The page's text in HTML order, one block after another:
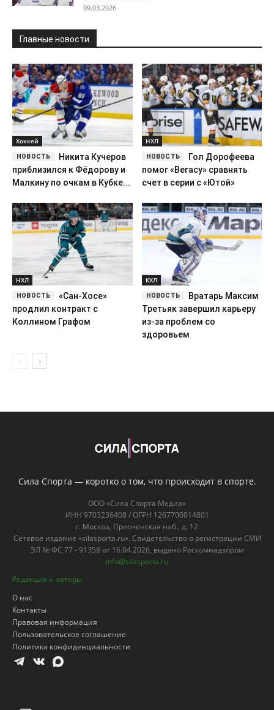
09.03.2026
Главные новости
Хоккей
Никита Кучеров
приблизился к Фёдорову и
Малкину по очкам в Кубке...
НХЛ
Гол Дорофеева
помог «Вегасу» сравнять
счет в серии с «Ютой»
НХЛ
«Сан-Хосе»
продлил контракт с
Коллином Графом
КХЛ
Вратарь Максим
Третьяк завершил карьеру
из-за проблем со
здоровьем
Сила Спорта — коротко о том, что происходит в спорте.
ООО «Сила Спорта Медиа»
ИНН 9703236408 / ОГРН 1267700014801
г. Москва, Пресненская наб., д. 12
Сетевое издание «silasporta.ru». Свидетельство о регистрации СМИ
ЭЛ № ФС 77 - 91358 от 16.04.2026, выдано Роскомнадзором
info@silasporta.ru
Редакция и авторы
О нас
Контакты
Правовая информация
Пользовательское соглашение
Политика конфиденциальности